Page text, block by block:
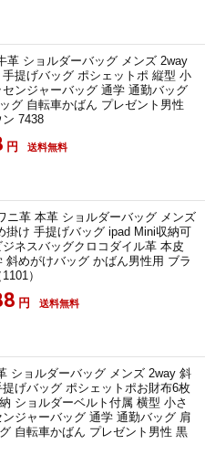
革 ショルダーバッグ メンズ 2way
提げバッグ ポシェットポ 縦型 小
センジャーバッグ 通学 通勤バッグ
グ 自転車かばん プレゼント男性
7438
円 送料無料
ニ革 本革 ショルダーバッグ メンズ
掛け 手提げバッグ ipad Mini収納可
ネスバッグクロコダイル革 本皮
斜めがけバッグ かばん男性用 ブラ
）
円 送料無料
ショルダーバッグ メンズ 2way 斜
げバッグ ポシェットポお財布6枚
ショルダーベルト付属 横型 小さ
ジャーバッグ 通学 通勤バッグ 肩
自転車かばん プレゼント男性 黒